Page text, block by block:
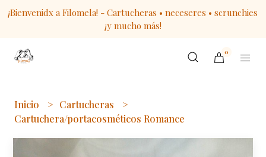
¡Bienvenidx a Filomela! - Cartucheras • neceseres • scrunchies
¡y mucho más!
0
Inicio
Cartucheras
Cartuchera/portacosméticos Romance